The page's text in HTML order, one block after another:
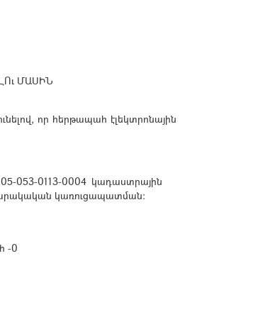
ՄԱՍԻՆ
որ հերթապահ էլեկտրոնային
053-0113-0004 կադաստրային
կառուցապատման:
-0